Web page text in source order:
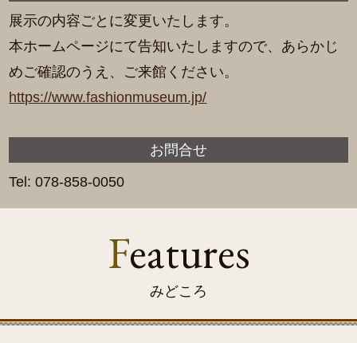
展示の内容ごとに変更いたします。
本ホームページにて告知いたしますので、あらかじ
めご確認のうえ、ご来館ください。
https://www.fashionmuseum.jp/
お問合せ
Tel: 078-858-0050
Features
みどころ